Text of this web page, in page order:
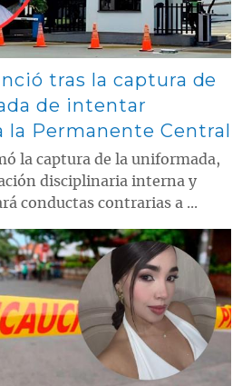
tras la captura de
de intentar
la Permanente Central
la captura de la uniformada,
disciplinaria interna y
conductas contrarias a ...